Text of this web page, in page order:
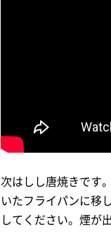
次はしし唐焼きです
いたフライパンに移
してください。煙が